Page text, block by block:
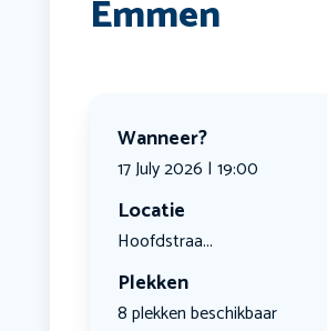
Emmen
Wanneer?
17 July 2026 | 19:00
Locatie
Hoofdstraa...
Plekken
8 plekken beschikbaar